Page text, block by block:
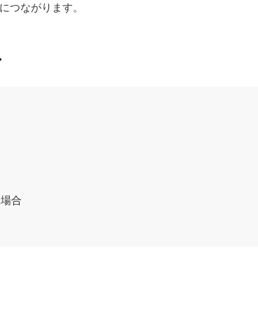
つながります。
合